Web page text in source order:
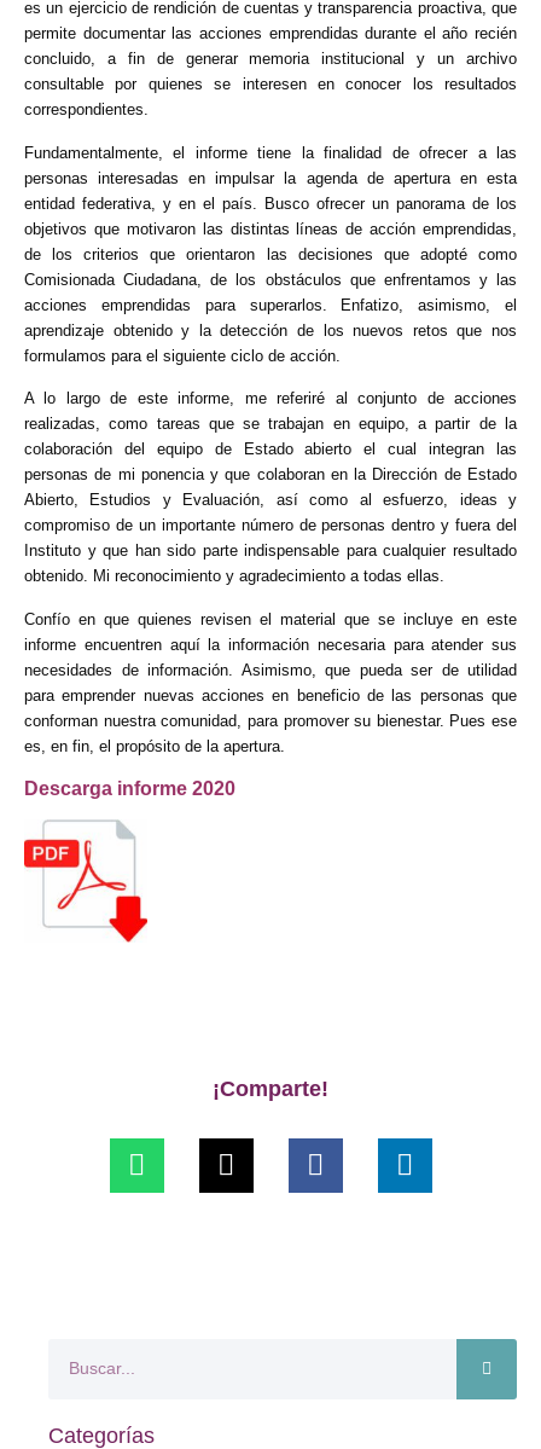
es un ejercicio de rendición de cuentas y transparencia proactiva, que
permite documentar las acciones emprendidas durante el año recién
concluido, a fin de generar memoria institucional y un archivo
consultable por quienes se interesen en conocer los resultados
correspondientes.
Fundamentalmente, el informe tiene la finalidad de ofrecer a las
personas interesadas en impulsar la agenda de apertura en esta
entidad federativa, y en el país. Busco ofrecer un panorama de los
objetivos que motivaron las distintas líneas de acción emprendidas,
de los criterios que orientaron las decisiones que adopté como
Comisionada Ciudadana, de los obstáculos que enfrentamos y las
acciones emprendidas para superarlos. Enfatizo, asimismo, el
aprendizaje obtenido y la detección de los nuevos retos que nos
formulamos para el siguiente ciclo de acción.
A lo largo de este informe, me referiré al conjunto de acciones
realizadas, como tareas que se trabajan en equipo, a partir de la
colaboración del equipo de Estado abierto el cual integran las
personas de mi ponencia y que colaboran en la Dirección de Estado
Abierto, Estudios y Evaluación, así como al esfuerzo, ideas y
compromiso de un importante número de personas dentro y fuera del
Instituto y que han sido parte indispensable para cualquier resultado
obtenido. Mi reconocimiento y agradecimiento a todas ellas.
Confío en que quienes revisen el material que se incluye en este
informe encuentren aquí la información necesaria para atender sus
necesidades de información. Asimismo, que pueda ser de utilidad
para emprender nuevas acciones en beneficio de las personas que
conforman nuestra comunidad, para promover su bienestar. Pues ese
es, en fin, el propósito de la apertura.
Descarga informe 2020
¡Comparte!
Categorías